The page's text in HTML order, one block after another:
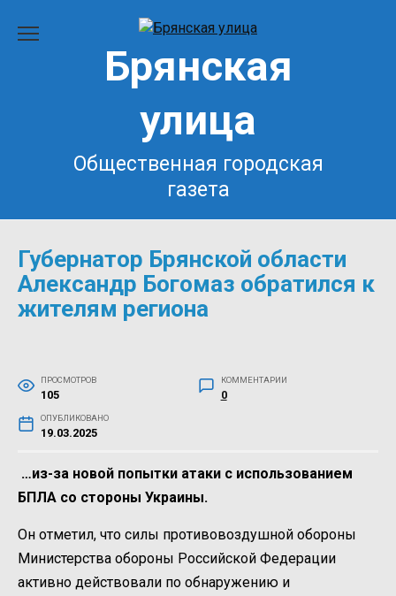
Брянская
улица
Общественная городская
газета
Губернатор Брянской области
Александр Богомаз обратился к
жителям региона
ПРОСМОТРОВ
105
КОММЕНТАРИИ
0
ОПУБЛИКОВАНО
19.03.2025
…из-за новой попытки атаки с использованием
БПЛА со стороны Украины.
Он отметил, что силы противовоздушной обороны
Министерства обороны Российской Федерации
активно действовали по обнаружению и